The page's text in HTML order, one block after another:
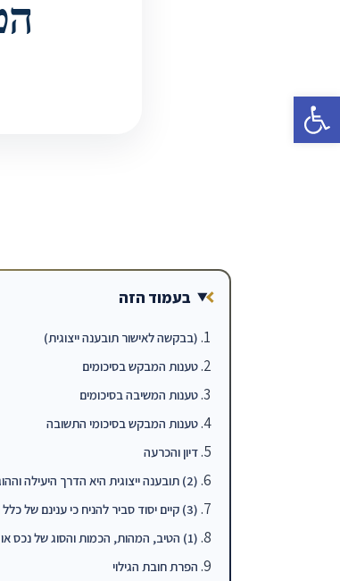
פתח סרגל נגישות
בעמוד הזה
(בבקשה לאישור תובענה ייצוגית)
טענות המבקש בסיכומים
טענות המשיבה בסיכומים
טענות המבקש בסיכומי התשובה
דיון והכרעה
(2) תובענה ייצוגית היא הדרך היעילה וההוגנת להכרעה במחלוקת בנסיבות העני
(3) קיים יסוד סביר להניח כי ענינם של כלל חברי הקבוצה ייוצג וינוהל בדרך
(1) הטיב, המהות, הכמות והסוג של נכס או שירות;
הפרת חובת הגילוי